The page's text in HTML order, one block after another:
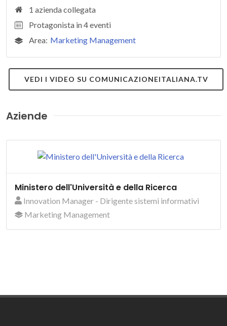
1 azienda collegata
Protagonista in 4 eventi
Area: Marketing Management
VEDI I VIDEO SU COMUNICAZIONEITALIANA.TV
Aziende
Ministero dell'Università e della Ricerca
Innovation Manager - Dirigente sistemi informativi
Marketing Management